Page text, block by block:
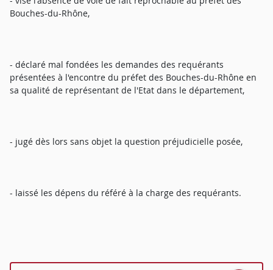
Bouches-du-Rhône,
- déclaré mal fondées les demandes des requérants
présentées à l'encontre du préfet des Bouches-du-Rhône en
sa qualité de représentant de l'Etat dans le département,
- jugé dès lors sans objet la question préjudicielle posée,
- laissé les dépens du référé à la charge des requérants.